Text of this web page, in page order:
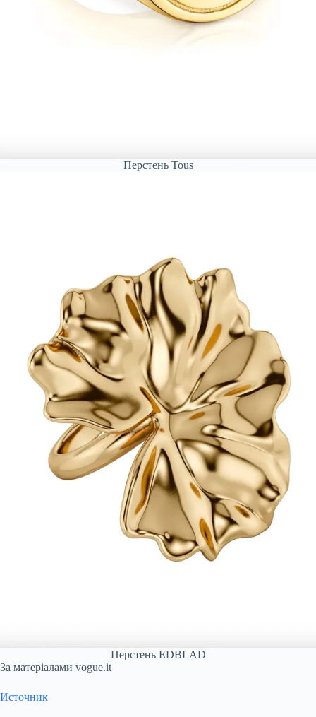
Перстень Tous
Перстень EDBLAD
За матеріалами vogue.it
Источник